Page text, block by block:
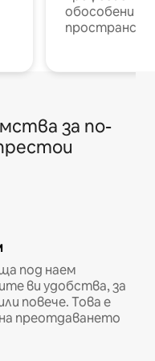
обособени
за по-
под наем
ви удобства, за
повече. Това е
преотдаването